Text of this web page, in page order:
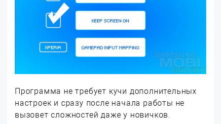
Программа не требует кучи дополнительных
настроек и сразу после начала работы не
вызовет сложностей даже у новичков.